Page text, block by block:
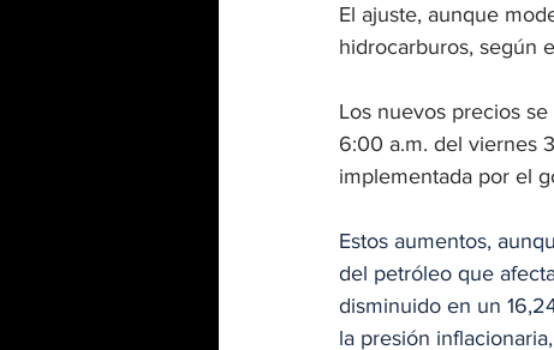
El ajuste, aunque
hidrocarburos, según
Los nuevos precios
6:00 a.m. del viernes
implementada por el
Estos aumentos,
del petróleo que
disminuido en un
la presión